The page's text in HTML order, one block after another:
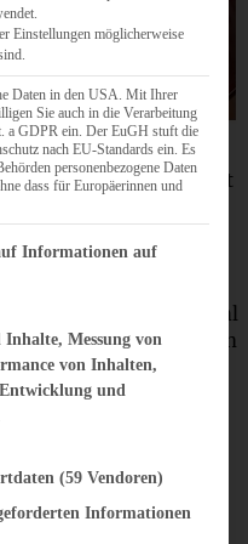
auf die Beiden, denn
in meiner Küche echt
und koche Euch ja
Rezept und probiere
verzieren, oh weh!
renne ich
und nun musste ich wohl
Törtchen als Gewinn
eben die großartige
Blog und vor allem für
meine Küche und meine
Spiegel war
aber ich habe es
Bisschen stolz
Einstellungen möglicherweise
Daten in den USA. Mit Ihrer
Sie auch in die Verarbeitung
a GDPR ein. Der EuGH stuft die
nach EU-Standards ein. Es
personenbezogene Daten
dass für Europäerinnen und
des IAB Transparency and Consent
Informationen auf
Messung von
von Inhalten,
und
(59 Vendoren)
Informationen